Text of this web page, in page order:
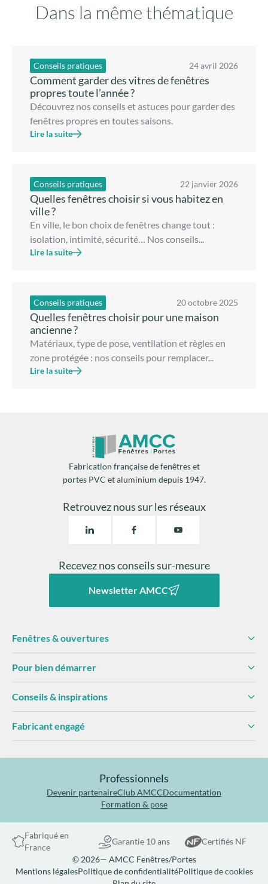
Dans la même thématique
Conseils pratiques 24 avril 2026
Comment garder des vitres de fenêtres
propres toute l’année ?
Découvrez nos conseils et astuces pour garder des
fenêtres propres en toutes saisons.
Lire la suite
Conseils pratiques 22 janvier 2026
Quelles fenêtres choisir si vous habitez en
ville ?
En ville, le bon choix de fenêtres change tout :
isolation, intimité, sécurité… Nos conseils...
Lire la suite
Conseils pratiques 20 octobre 2025
Quelles fenêtres choisir pour une maison
ancienne ?
Matériaux, type de pose, ventilation et règles en
zone protégée : nos conseils pour remplacer...
Lire la suite
Fabrication française de fenêtres et
portes PVC et aluminium depuis 1947.
Retrouvez nous sur les réseaux
Recevez nos conseils sur-mesure
Newsletter AMCC
Fenêtres & ouvertures
Pour bien démarrer
Conseils & inspirations
Fabricant engagé
Professionnels
Devenir partenaireClub AMCCDocumentation
Formation & pose
Fabriqué en
France
Garantie 10 ans
Certifiés NF
© 2026— AMCC Fenêtres/Portes
Mentions légalesPolitique de confidentialitéPolitique de cookies